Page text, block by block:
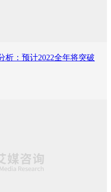
析：预计2022全年将突破